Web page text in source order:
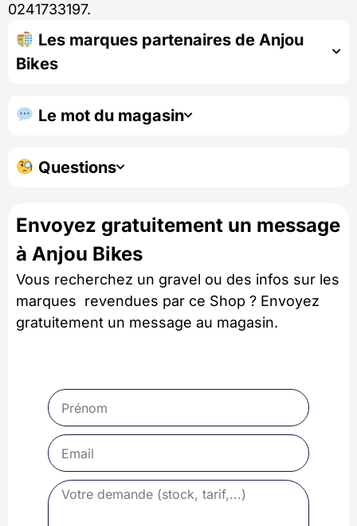
0241733197.
Les marques partenaires de Anjou
Bikes
Le mot du magasin
Questions
Envoyez gratuitement un message
à Anjou Bikes
Vous recherchez un gravel ou des infos sur les
marques revendues par ce Shop ? Envoyez
gratuitement un message au magasin.